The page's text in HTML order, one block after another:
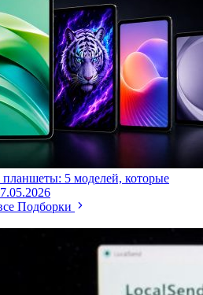
5 моделей, которые
Подборки